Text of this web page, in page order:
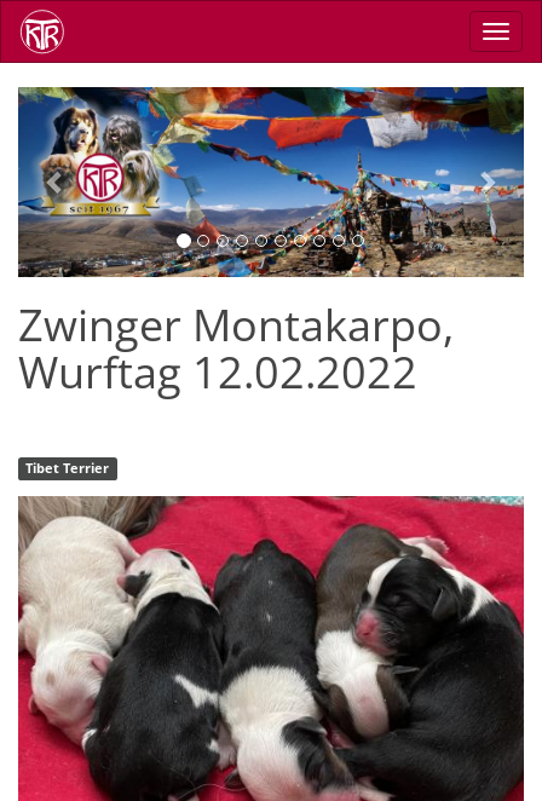
Direkt
zum
Inhalt
Previous Next
Zwinger Montakarpo,
Wurftag 12.02.2022
Tibet Terrier